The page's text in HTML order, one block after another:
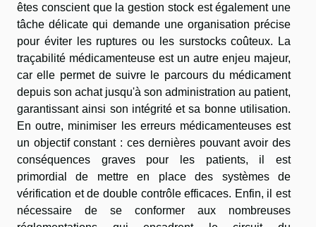
êtes conscient que la gestion stock est également une
tâche délicate qui demande une organisation précise
pour éviter les ruptures ou les surstocks coûteux. La
traçabilité médicamenteuse est un autre enjeu majeur,
car elle permet de suivre le parcours du médicament
depuis son achat jusqu'à son administration au patient,
garantissant ainsi son intégrité et sa bonne utilisation.
En outre, minimiser les erreurs médicamenteuses est
un objectif constant : ces dernières pouvant avoir des
conséquences graves pour les patients, il est
primordial de mettre en place des systèmes de
vérification et de double contrôle efficaces. Enfin, il est
nécessaire de se conformer aux nombreuses